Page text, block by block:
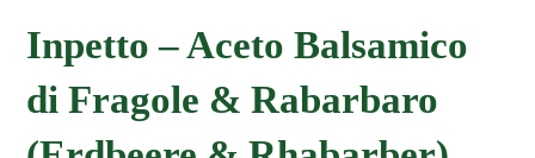
Inpetto – Aceto Balsamico
di Fragole & Rabarbaro